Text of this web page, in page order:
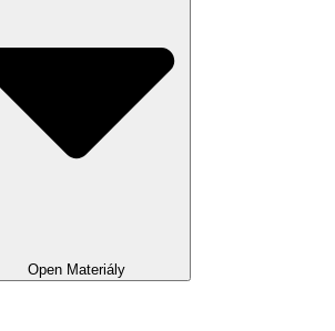
Open Materiály